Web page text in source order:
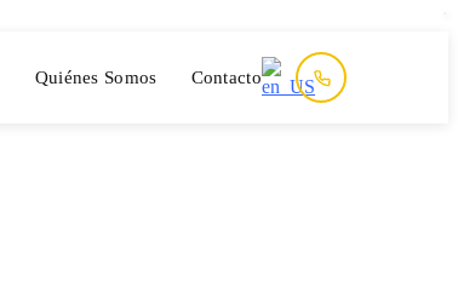
Quiénes Somos Contacto